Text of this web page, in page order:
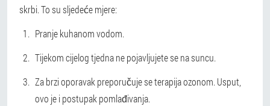
skrbi.To su sljedeće mjere:
Pranje kuhanom vodom.
Tijekom cijelog tjedna ne pojavljujete se na suncu.
Za brzi oporavak preporučuje se terapija ozonom. Usput,
ovo je i postupak pomlađivanja.